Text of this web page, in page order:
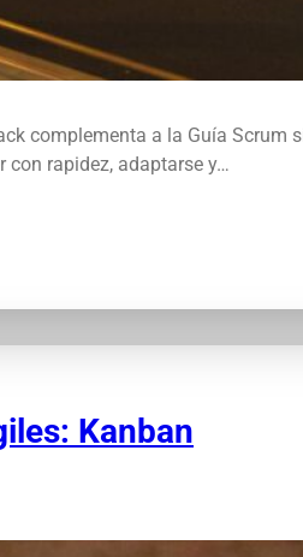
complementa a la Guía Scrum
con rapidez, adaptarse y…
Kanban